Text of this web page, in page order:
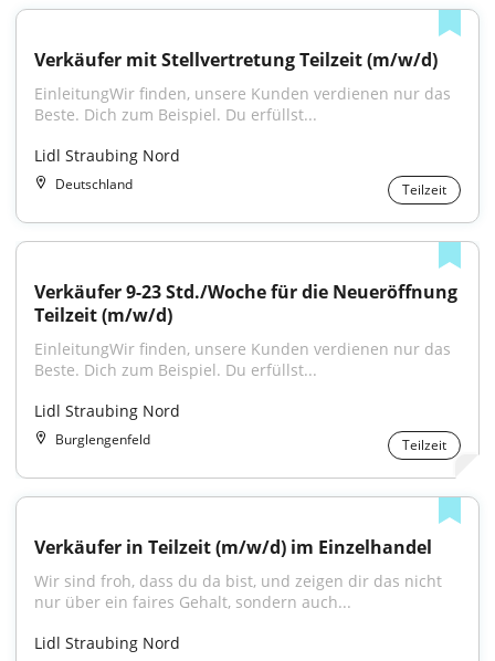
Verkäufer mit Stellvertretung Teilzeit (m/w/d)
EinleitungWir finden, unsere Kunden verdienen nur das
Beste. Dich zum Beispiel. Du erfüllst...
Lidl Straubing Nord
Deutschland Teilzeit
Verkäufer 9-23 Std./Woche für die Neueröffnung
Teilzeit (m/w/d)
EinleitungWir finden, unsere Kunden verdienen nur das
Beste. Dich zum Beispiel. Du erfüllst...
Lidl Straubing Nord
Burglengenfeld Teilzeit
Verkäufer in Teilzeit (m/w/d) im Einzelhandel
Wir sind froh, dass du da bist, und zeigen dir das nicht
nur über ein faires Gehalt, sondern auch...
Lidl Straubing Nord